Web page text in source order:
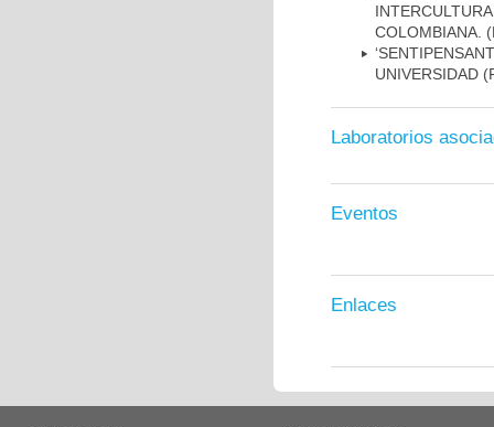
COLOMBIANA.
UNIVERSIDAD
Laboratorios
Eventos
Enlaces